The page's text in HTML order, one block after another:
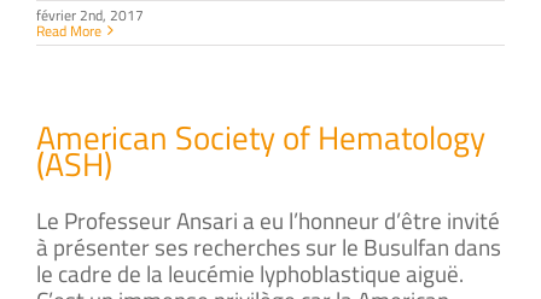
février 2nd, 2017
Read More
American Society of Hematology
(ASH)
Le Professeur Ansari a eu l’honneur d’être invité
à présenter ses recherches sur le Busulfan dans
le cadre de la leucémie lyphoblastique aiguë.